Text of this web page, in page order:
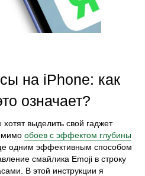
на iPhone: как
означает?
выделить свой гаджет
обоев с эффектом глубины
одним эффективным способом
смайлика Emoji в строку
В этой инструкции я